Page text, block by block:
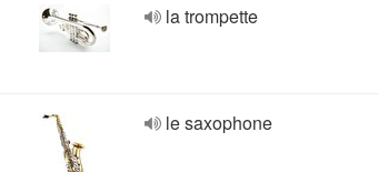
la trompette
le saxophone